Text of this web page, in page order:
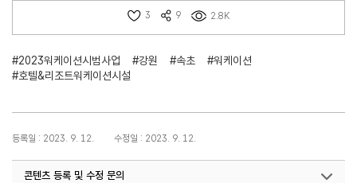
3 9 2.8K
#2023워케이션시범사업 #강원 #속초
#워케이션
#호텔&리조트워케이션시설
등록일 : 2023. 9. 12. 수정일 : 2023. 9. 12.
콘텐츠 등록 및 수정 문의